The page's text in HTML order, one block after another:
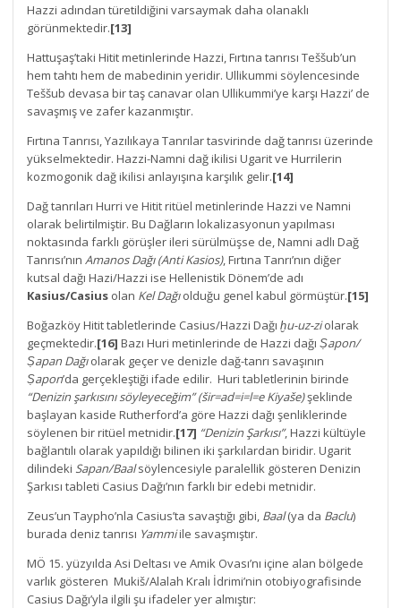
Hazzi adından türetildiğini varsaymak daha olanaklı
görünmektedir.[13]
Hattuşaş’taki Hitit metinlerinde Hazzi, Fırtına tanrısı Teššub’un
hem tahtı hem de mabedinin yeridir. Ullikummi söylencesinde
Teššub devasa bir taş canavar olan Ullikummi’ye karşı Hazzi’ de
savaşmış ve zafer kazanmıştır.
Fırtına Tanrısı, Yazılıkaya Tanrılar tasvirinde dağ tanrısı üzerinde
yükselmektedir. Hazzi-Namni dağ ikilisi Ugarit ve Hurrilerin
kozmogonik dağ ikilisi anlayışına karşılık gelir.[14]
Dağ tanrıları Hurri ve Hitit ritüel metinlerinde Hazzi ve Namni
olarak belirtilmiştir. Bu Dağların lokalizasyonun yapılması
noktasında farklı görüşler ileri sürülmüşse de, Namni adlı Dağ
Tanrısı’nın Amanos Dağı (Anti Kasios), Fırtına Tanrı’nın diğer
kutsal dağı Hazi/Hazzi ise Hellenistik Dönem’de adı
Kasius/Casiusolan Kel Dağıolduğu genel kabul görmüştür.[15]
Boğazköy Hitit tabletlerinde Casius/Hazzi Dağı ḫu-uz-ziolarak
geçmektedir.[16] Bazı Huri metinlerinde de Hazzi dağı Ṣapon/
Ṣapan Dağıolarak geçer ve denizle dağ-tanrı savaşının
Ṣapon’da gerçekleştiği ifade edilir. Huri tabletlerinin birinde
“Denizin şarkısını söyleyeceğim” (šir=ad=i=l=e Kiyaše)şeklinde
başlayan kaside Rutherford’a göre Hazzi dağı şenliklerinde
söylenen bir ritüel metnidir.[17] “Denizin Şarkısı”, Hazzi kültüyle
bağlantılı olarak yapıldığı bilinen iki şarkılardan biridir. Ugarit
dilindeki Sapan/Baalsöylencesiyle paralellik gösteren Denizin
Şarkısı tableti Casius Dağı’nın farklı bir edebi metnidir.
Zeus’un Taypho’nla Casius’ta savaştığı gibi, Baal(ya da Baclu)
burada deniz tanrısı Yammiile savaşmıştır.
MÖ 15. yüzyılda Asi Deltası ve Amik Ovası’nı içine alan bölgede
varlık gösteren Mukiš/Alalah Kralı İdrimi’nin otobiyografisinde
Casius Dağı’yla ilgili şu ifadeler yer almıştır: